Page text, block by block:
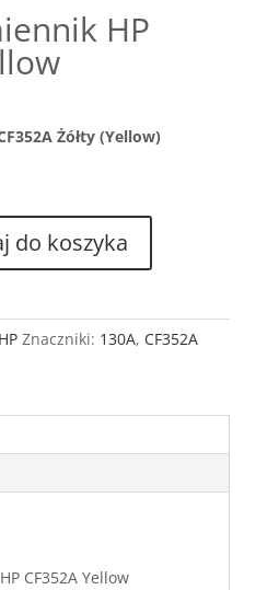
HP
Żółty (Yellow)
do koszyka
Znaczniki: 130A, CF352A
CF352A Yellow